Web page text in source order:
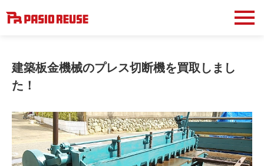
建築板金機械のプレス切断機を買取しまし
た！